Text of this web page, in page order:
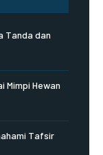
Tanda dan
Mimpi Hewan
Tafsir